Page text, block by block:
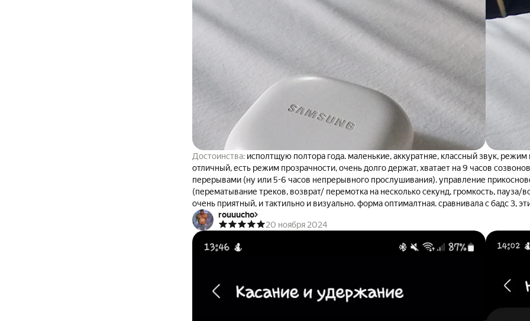
Достоинства: исполтщую полтора года. маленькие, аккуратняе, классный звук,
отличный, есть режим прозрачности, очень долго держат, хватает на 9 часов
перерывами (ну или 5-6 часов непрерывного прослушивания). управление
(перематывание треков, возврат/ перемотка на несколько секунд, громкость, пауза/
очень приятный, и тактильно и визуально. форма оптималтная. сравнивала с бадс 3,
и эргономичностью, и формой самих наушников и кейса. функции же - те же. активное
позволяет слушать музыку или книги на очень тихом режиме в очень шумных
метро, автобусов, каких-то общественных заведений, в которых большое скопление
примагничиваются наушники к кейсу очень хорошо, если открыть и перевернуть, да
что они намокнут. много раз пвдали, все ок. чехол маленький, не выпирает из
карманы острыми углами. в белом варианте - хорошо видно загрязнения чнутри (от
rouuucho
20 ноября 2024